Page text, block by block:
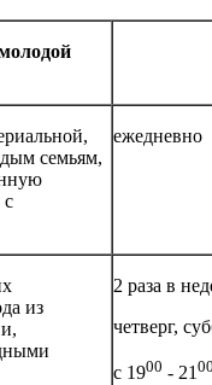
семьям,
с
ежедневно
из
2 раза в
четверг,
с 1900 - 21